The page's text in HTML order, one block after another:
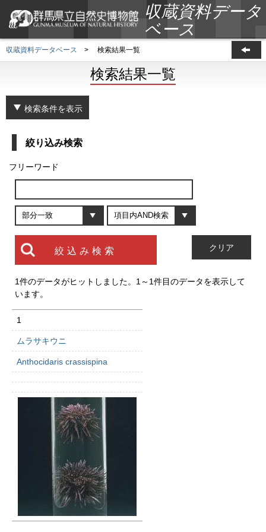
収蔵資料データ
ベース
収蔵資料データベース > 検索結果一覧
検索結果一覧
検索条件を表示
絞り込み検索
フリーワード
1件のデータがヒットしました。1～1件目のデータを表示して
います。
1
ムラサキウニ
Anthocidaris crassispina